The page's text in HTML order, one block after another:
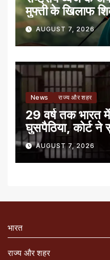
मुफ्ती के खिलाफ
AUGUST 7, 2026
News राज्य और शहर
29 वर्ष तक भारत में
घुसपैठिया, कोर्ट
AUGUST 7, 2026
भारत
राज्य और शहर